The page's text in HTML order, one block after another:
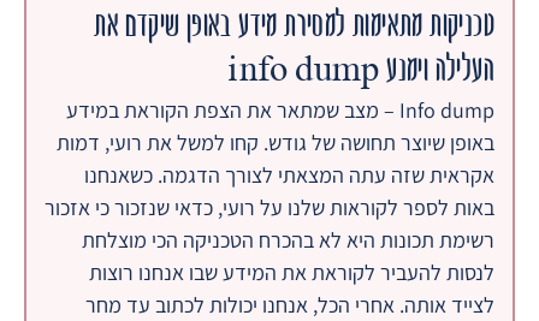
טכניקות מתאימות למסירת מידע באופן שיקדם את
העלילה וימנע info dump
Info dump – מצב שמתאר את הצפת הקוראת במידע
באופן שיוצר תחושה של גודש. קחו למשל את רועי, דמות
אקראית שזה עתה המצאתי לצורך הדגמה. כשאנחנו
באות לספר לקוראות שלנו על רועי, כדאי שנזכור כי אזכור
רשימת תכונות היא לא בהכרח הטכניקה הכי מוצלחת
לנסות להעביר לקוראת את המידע שבו אנחנו רוצות
לצייד אותה. אחרי הכל, אנחנו יכולות לכתוב עד מחר